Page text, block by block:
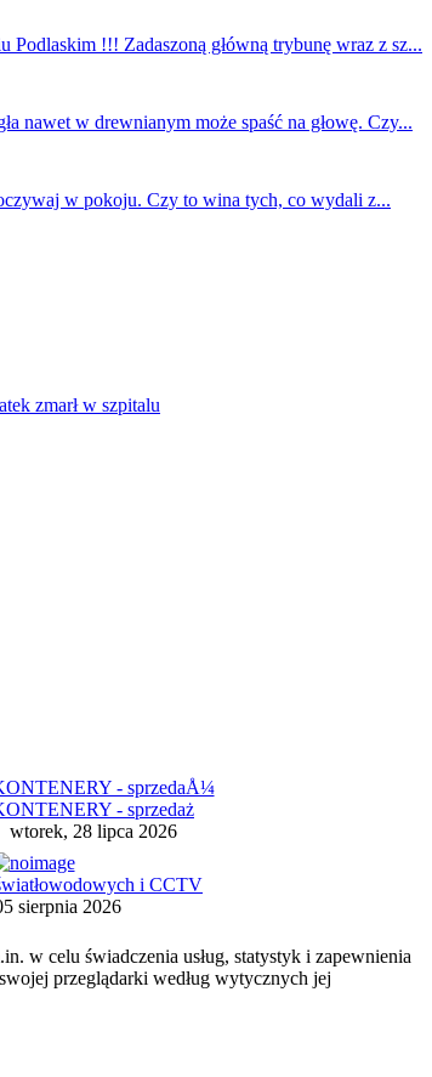
Podlaskim !!! Zadaszoną główną trybunę wraz z sz...
nawet w drewnianym może spaść na głowę. Czy...
w pokoju. Czy to wina tych, co wydali z...
zmarł w szpitalu
- sprzedaż
wtorek, 28 lipca 2026
i CCTV
sierpnia 2026
w celu świadczenia usług, statystyk i zapewnienia
przeglądarki według wytycznych jej